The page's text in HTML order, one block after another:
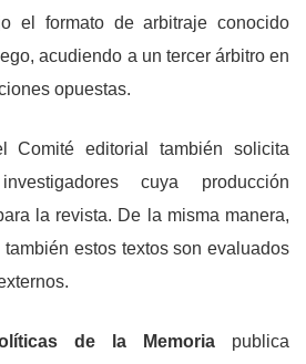
el formato de arbitraje conocido
acudiendo a un tercer árbitro en
opuestas.
Comité editorial también solicita
cuya producción
la revista. De la misma manera,
estos textos son evaluados
de la Memoria publica